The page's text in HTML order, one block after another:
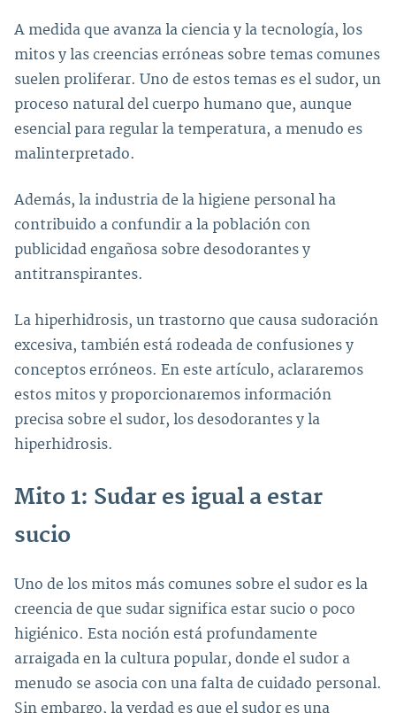
A medida que avanza la ciencia y la tecnología, los
mitos y las creencias erróneas sobre temas comunes
suelen proliferar. Uno de estos temas es el sudor, un
proceso natural del cuerpo humano que, aunque
esencial para regular la temperatura, a menudo es
malinterpretado.
Además, la industria de la higiene personal ha
contribuido a confundir a la población con
publicidad engañosa sobre desodorantes y
antitranspirantes.
La hiperhidrosis, un trastorno que causa sudoración
excesiva, también está rodeada de confusiones y
conceptos erróneos. En este artículo, aclararemos
estos mitos y proporcionaremos información
precisa sobre el sudor, los desodorantes y la
hiperhidrosis.
Mito 1: Sudar es igual a estar
sucio
Uno de los mitos más comunes sobre el sudor es la
creencia de que sudar significa estar sucio o poco
higiénico. Esta noción está profundamente
arraigada en la cultura popular, donde el sudor a
menudo se asocia con una falta de cuidado personal.
Sin embargo, la verdad es que el sudor es una